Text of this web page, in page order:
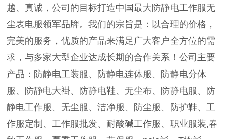
越、真诚，公司的目标打造中国最大防静电工作服无
尘表电服领军品牌。我们的宗旨是：以合理的价格，
完美的服务，优质的产品来满足广大客户全方位的需
求，与多家大型企业达成长期的合作关系！公司主要
产品：防静电工装服、防静电连体服、防静电分体
服、防静电大褂、防静电鞋、无尘布、防静电服、防
静电工作服、无尘服、洁净服、防尘服、防护鞋、工
作服定制、工作服批发、耐酸碱工作服、职业服装,春